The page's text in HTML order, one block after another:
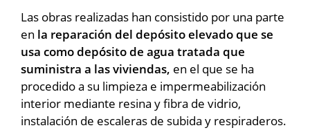
Las obras realizadas han consistido por una parte
en la reparación del depósito elevado que se
usa como depósito de agua tratada que
suministra a las viviendas, en el que se ha
procedido a su limpieza e impermeabilización
interior mediante resina y fibra de vidrio,
instalación de escaleras de subida y respiraderos.